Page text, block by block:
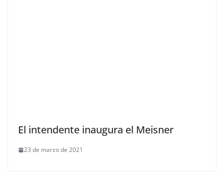
El intendente inaugura el Meisner
23 de marzo de 2021